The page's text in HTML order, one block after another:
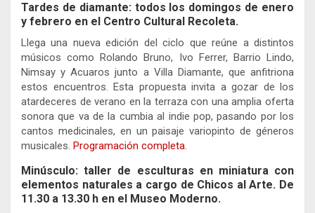
Tardes de diamante: todos los domingos de enero
y febrero en el Centro Cultural Recoleta.
Llega una nueva edición del ciclo que reúne a distintos
músicos como Rolando Bruno, Ivo Ferrer, Barrio Lindo,
Nimsay y Acuaros junto a Villa Diamante, que anfitriona
estos encuentros. Esta propuesta invita a gozar de los
atardeceres de verano en la terraza con una amplia oferta
sonora que va de la cumbia al indie pop, pasando por los
cantos medicinales, en un paisaje variopinto de géneros
musicales. Programación completa.
Minúsculo: taller de esculturas en miniatura con
elementos naturales a cargo de Chicos al Arte. De
11.30 a 13.30 h en el Museo Moderno.